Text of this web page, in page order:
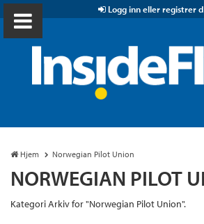
Logg inn eller registrer
Hjem Norwegian Pilot Union
NORWEGIAN PILOT
Kategori Arkiv for "Norwegian Pilot Union".